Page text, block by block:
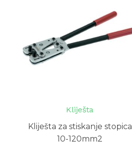
Kliješta
Kliješta za stiskanje stopica
10-120mm2